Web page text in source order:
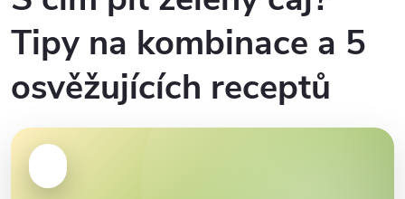
Tipy na kombinace a 5
osvěžujících receptů